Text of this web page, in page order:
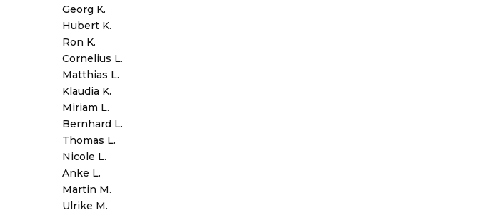
Georg K.
Hubert K.
Ron K.
Cornelius L.
Matthias L.
Klaudia K.
Miriam L.
Bernhard L.
Thomas L.
Nicole L.
Anke L.
Martin M.
Ulrike M.